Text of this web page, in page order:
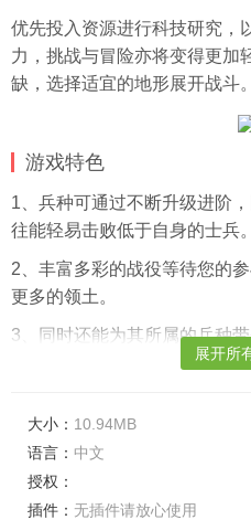
优先投入资源进行科技研究，
力，挑战与冒险亦将变得更加
缺，选择适宜的地形展开战斗。
游戏特色
1、兵种可通过不断升级进阶
往能轻易击败低于自身的士兵。
2、丰富多彩的战役等待您的
更多的领土。
3、同时还能为其所属的兵种
1、武器装备可增加出征时携
集火攻击产生的伤害也就越高。
2、玩家间的战斗极富激情，
展开所
大小： 10.94MB
语言： 中文
授权：
插件： 无插件请放心使用